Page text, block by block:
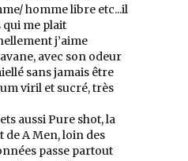
homme libre etc...il
me plait
j’aime
avec son odeur
sans jamais être
viril et sucré, très
aussi Pure shot, la
de A Men, loin des
passe partout